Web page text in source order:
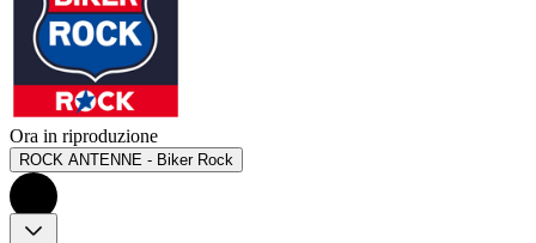
Ora in riproduzione
ROCK ANTENNE - Biker Rock